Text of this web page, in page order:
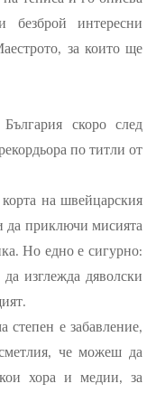
интересни
за които ще
скоро след
по титли от
на швейцарския
да приключи мисията
Но едно е сигурно:
изглежда дяволски
степен е забавление,
че можеш да
хора и медии, за